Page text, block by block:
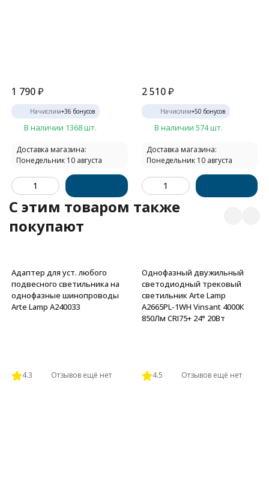
1 790₽
Начислим+36 бонусов
В наличии 1368 шт.
Доставка магазина:
Понедельник 10 августа
2 510 ₽
Начислим+50 бонусов
В наличии 574 шт.
Доставка магазина:
Понедельник 10 августа
C этим товаром также
покупают
Адаптер для уст. любого
подвесного светильника на
однофазные шинопроводы
Arte Lamp A240033
4.3 Отзывов ещё нет
Однофазный двужильный
светодиодный трековый
светильник Arte Lamp
A2665PL-1WH Vinsant 4000К
850Лм CRI75+ 24° 20Вт
4.5 Отзывов ещё нет